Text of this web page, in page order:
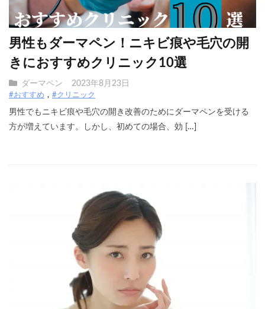
男性もダーマペン！ニキビ痕や毛穴の開
きにおすすめクリニック10選
ダーマペン 2023年8月23日
#おすすめ #クリニック
男性でもニキビ痕や毛穴の開き改善のためにダーマペンを受ける
方が増えています。しかし、初めての場合、効 […]